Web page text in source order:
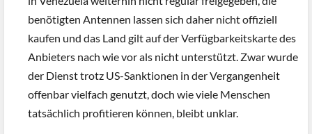
benötigten Antennen lassen sich daher nicht offiziell
kaufen und das Land gilt auf der Verfügbarkeitskarte des
Anbieters nach wie vor als nicht unterstützt. Zwar wurde
der Dienst trotz US-Sanktionen in der Vergangenheit
offenbar vielfach genutzt, doch wie viele Menschen
tatsächlich profitieren können, bleibt unklar.